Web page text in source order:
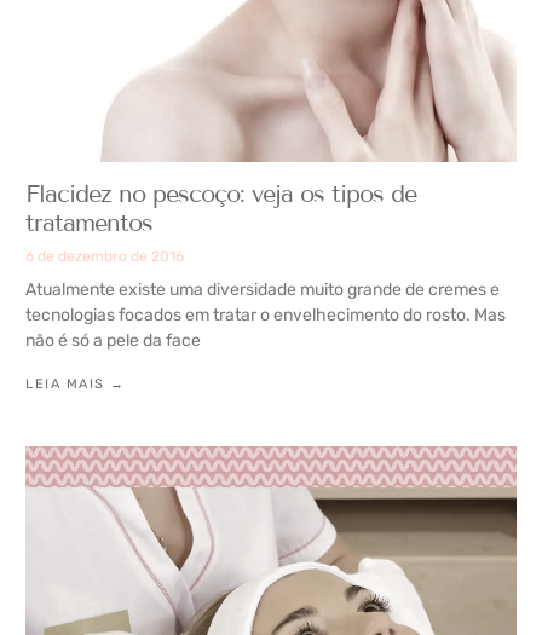
Flacidez no pescoço: veja os tipos de
tratamentos
6 de dezembro de 2016
Atualmente existe uma diversidade muito grande de cremes e
tecnologias focados em tratar o envelhecimento do rosto. Mas
não é só a pele da face
LEIA MAIS →